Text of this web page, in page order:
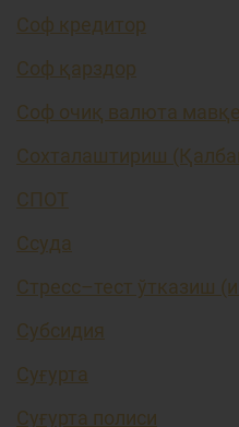
Соф кредитор
Соф қарздор
Соф очиқ валюта
Сохталаштириш
СПОТ
Ссуда
Стресс–тест ўтказиш
Субсидия
Суғурта
Суғурта полиси